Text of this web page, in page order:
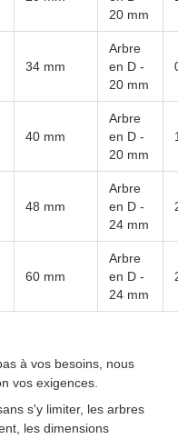
20 mm
34 mm
Arbre
en D -
20 mm
40 mm
Arbre
en D -
20 mm
48 mm
Arbre
en D -
24 mm
60 mm
Arbre
en D -
24 mm
à vos besoins, nous
vos exigences.
s'y limiter, les arbres
les dimensions